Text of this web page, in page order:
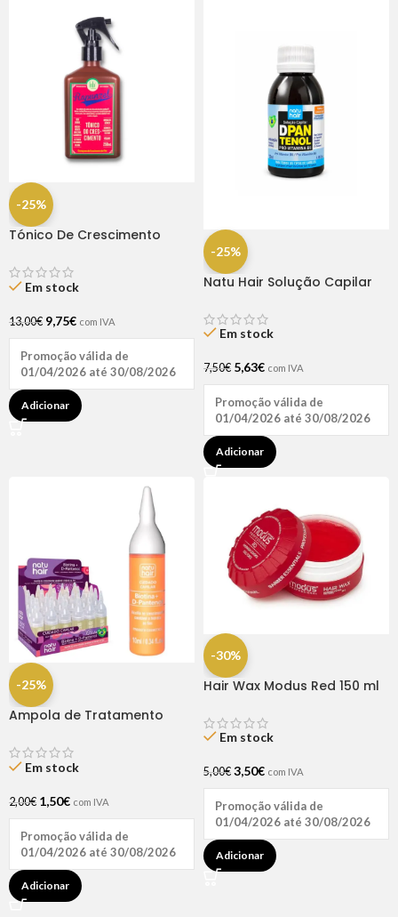
-25%
Tónico De Crescimento
Em stock
13,00€ 9,75€ com IVA
Promoção válida de
01/04/2026 até 30/08/2026
Adicionar
-25%
Natu Hair Solução Capilar
Em stock
7,50€ 5,63€ com IVA
Promoção válida de
01/04/2026 até 30/08/2026
Adicionar
-25%
Ampola de Tratamento
Hair (1 UNIDADE)
Em stock
2,00€ 1,50€ com IVA
Promoção válida de
01/04/2026 até 30/08/2026
Adicionar
-30%
Hair Wax Modus Red 150 ml
Em stock
5,00€ 3,50€ com IVA
Promoção válida de
01/04/2026 até 30/08/2026
Adicionar